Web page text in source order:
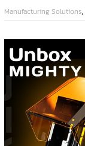
Manufacturing Solutions,